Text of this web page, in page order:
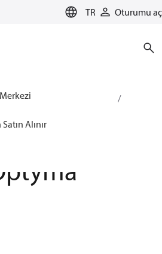
TR Oturumu aç
Alınır
Çözümleri - soğutma